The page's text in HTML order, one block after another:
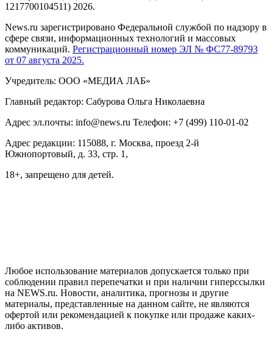
1217700104511) 2026.
News.ru зарегистрировано Федеральной службой по надзору в
сфере связи, информационных технологий и массовых
коммуникаций. Регистрационный номер ЭЛ № ФС77-89793
от 07 августа 2025.
Учредитель: ООО «МЕДИА ЛАБ»
Главный редактор: Сабурова Ольга Николаевна
Адрес эл.почты: info@news.ru Телефон: +7 (499) 110-01-02
Адрес редакции: 115088, г. Москва, проезд 2-й
Южнопортовый, д. 33, стр. 1,
18+, запрещено для детей.
Любое использование материалов допускается только при
соблюдении правил перепечатки и при наличии гиперссылки
на NEWS.ru. Новости, аналитика, прогнозы и другие
материалы, представленные на данном сайте, не являются
офертой или рекомендацией к покупке или продаже каких-
либо активов.